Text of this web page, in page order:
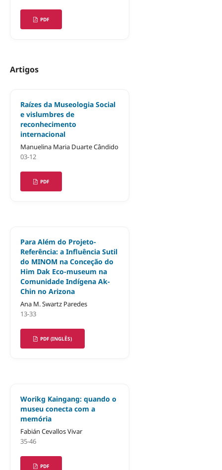
PDF
Artigos
Raízes da Museologia Social
e vislumbres de
reconhecimento
internacional
Manuelina Maria Duarte Cândido
03-12
PDF
Para Além do Projeto-
Referência: a Influência Sutil
do MINOM na Conceção do
Him Dak Eco-museum na
Comunidade Indígena Ak-
Chin no Arizona
Ana M. Swartz Paredes
13-33
PDF (INGLÊS)
Worikg Kaingang: quando o
museu conecta com a
memória
Fabián Cevallos Vivar
35-46
PDF